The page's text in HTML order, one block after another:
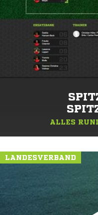
ALLES
LANDESVERBAND